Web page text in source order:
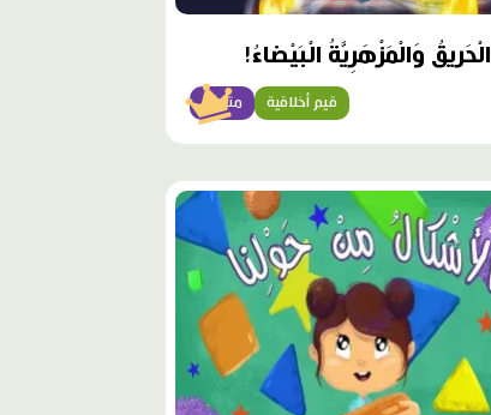
الْحَريقُ وَالْمَزْهَرِيَّةُ الْبَيْضاءُ!
متقدّم قيم أخلاقية